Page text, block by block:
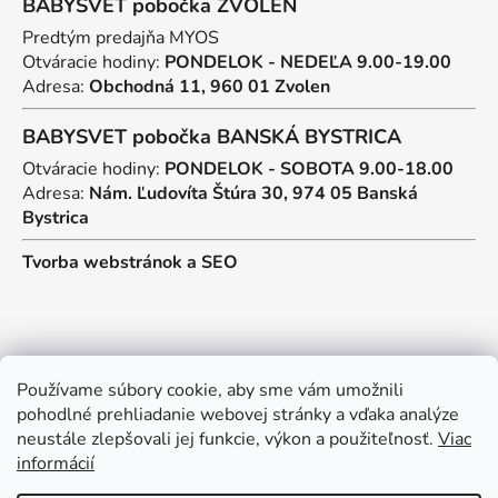
Používame súbory cookie, aby sme vám umožnili
pohodlné prehliadanie webovej stránky a vďaka analýze
neustále zlepšovali jej funkcie, výkon a použiteľnosť. Viac
informácií
BABYSVET pobočka ZVOLEN
Predtým predajňa MYOS
Otváracie hodiny: PONDELOK - NEDEĽA 9.00-19.00
Adresa: Obchodná 11, 960 01 Zvolen
BABYSVET pobočka BANSKÁ BYSTRICA
Otváracie hodiny: PONDELOK - SOBOTA 9.00-18.00
Adresa: Nám. Ľudovíta Štúra 30, 974 05 Banská
Bystrica
Tvorba webstránok a SEO
Kontakt
predajna@myos.sk
+421 902 950 906